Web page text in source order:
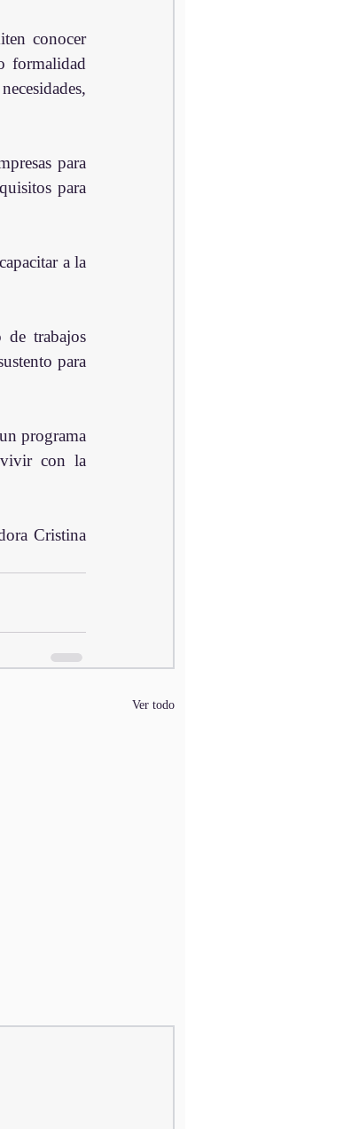
conocer
formalidad
para
para
a la
de trabajos
para
programa
vivir con la
Cristina
Ver todo